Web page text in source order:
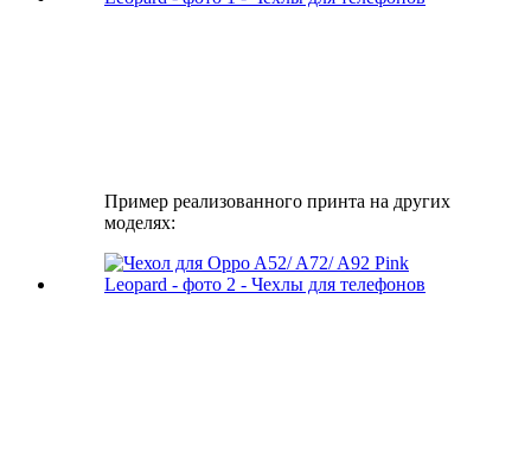
Пример реализованного принта на других
моделях: